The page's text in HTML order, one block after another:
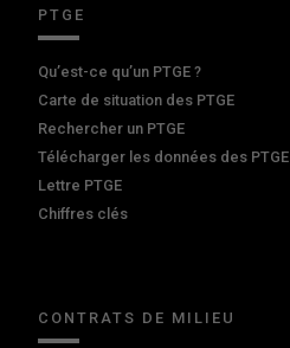
PTGE
Qu’est-ce qu’un PTGE ?
Carte de situation des PTGE
Rechercher un PTGE
Télécharger les données des PTGE
Lettre PTGE
Chiffres clés
CONTRATS DE MILIEU